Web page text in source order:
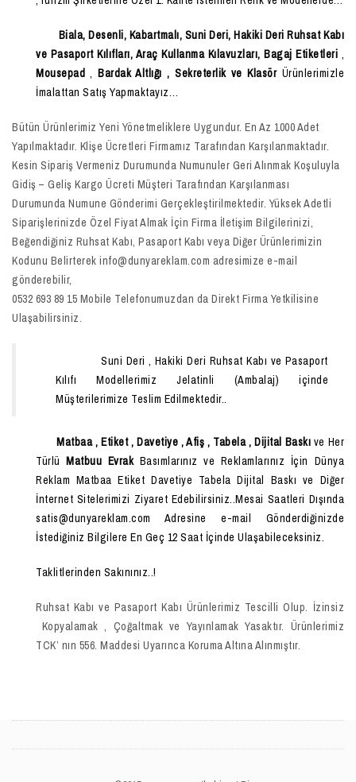
Biala, Desenli, Kabartmalı, Suni Deri, Hakiki Deri Ruhsat Kabı
ve Pasaport Kılıfları, Araç Kullanma Kılavuzları, Bagaj Etiketleri ,
Mousepad ,Bardak Altlığı , Sekreterlik ve KlasörÜrünlerimizle
İmalattan Satış Yapmaktayız…
Bütün Ürünlerimiz Yeni Yönetmeliklere Uygundur. En Az 1000 Adet
Yapılmaktadır. Klişe Ücretleri Firmamız Tarafından Karşılanmaktadır.
Kesin Sipariş Vermeniz Durumunda Numunuler Geri Alınmak Koşuluyla
Gidiş – Geliş Kargo Ücreti Müşteri Tarafından Karşılanması
Durumunda Numune Gönderimi Gerçekleştirilmektedir. Yüksek Adetli
Siparişlerinizde Özel Fiyat Almak İçin Firma İletişim Bilgilerinizi,
Beğendiğiniz Ruhsat Kabı, Pasaport Kabı veya Diğer Ürünlerimizin
Kodunu Belirterek info@dunyareklam.com adresimize e-mail
gönderebilir,
0532 693 89 15 Mobile Telefonumuzdan da Direkt Firma Yetkilisine
Ulaşabilirsiniz.
Suni Deri , Hakiki Deri Ruhsat Kabı ve Pasaport
Kılıfı Modellerimiz Jelatinli (Ambalaj) içinde
Müşterilerimize Teslim Edilmektedir..
Matbaa , Etiket , Davetiye , Afiş , Tabela , Dijital Baskı ve Her
TürlüMatbuu EvrakBasımlarınız ve Reklamlarınız İçin Dünya
Reklam Matbaa Etiket Davetiye Tabela Dijital Baskı ve Diğer
İnternet Sitelerimizi Ziyaret Edebilirsiniz..Mesai Saatleri Dışında
satis@dunyareklam.com Adresine e-mail Gönderdiğinizde
İstediğiniz Bilgilere En Geç 12 Saat İçinde Ulaşabileceksiniz.
Taklitlerinden Sakınınız..!
Ruhsat Kabı ve Pasaport Kabı Ürünlerimiz Tescilli Olup. İzinsiz
Kopyalamak , Çoğaltmak ve Yayınlamak Yasaktır. Ürünlerimiz
TCK’ nın 556. Maddesi Uyarınca Koruma Altına Alınmıştır.